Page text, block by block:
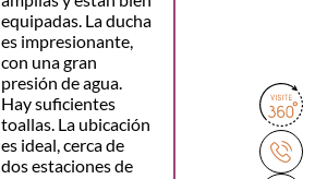
equipadas. La ducha
es impresionante,
con una gran
presión de agua.
Hay suficientes
toallas. La ubicación
es ideal, cerca de
dos estaciones de